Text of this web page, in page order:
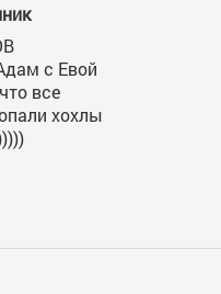
с Евой
все
хохлы